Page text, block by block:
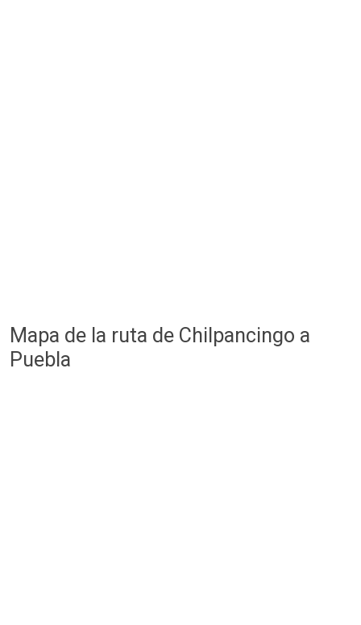
Mapa de la ruta de Chilpancingo a
Puebla